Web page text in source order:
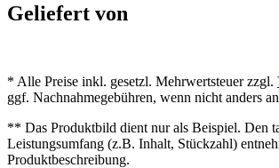
Geliefert von
* Alle Preise inkl. gesetzl. Mehrwertsteuer zzgl.
ggf. Nachnahmegebühren, wenn nicht anders
** Das Produktbild dient nur als Beispiel. Den
Leistungsumfang (z.B. Inhalt, Stückzahl)
Produktbeschreibung.